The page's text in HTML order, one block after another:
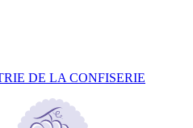
DE LA CONFISERIE